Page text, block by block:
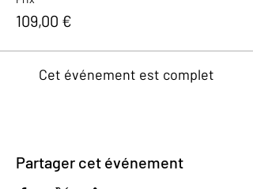
109,00 €
Cet événement est complet
Partager cet événement